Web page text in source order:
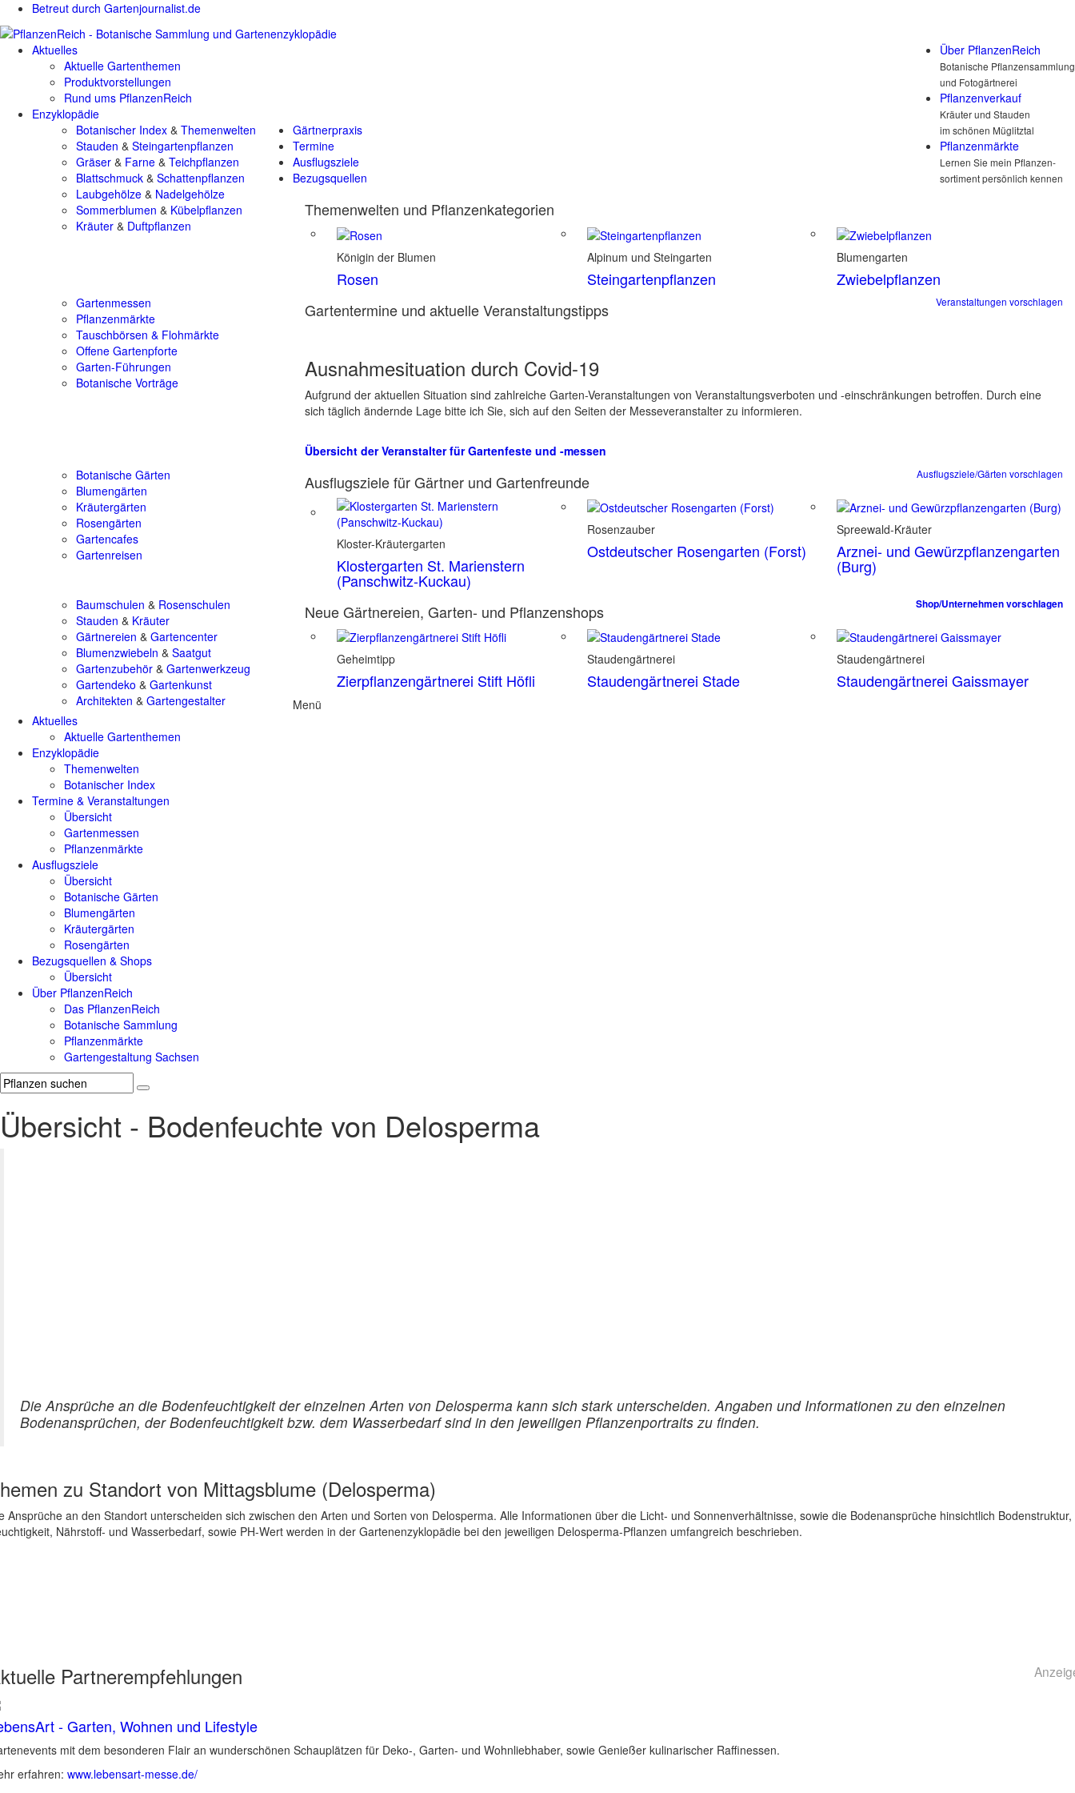
Betreut durch Gartenjournalist.de
Über PflanzenReich
Botanische Pflanzensammlung
und Fotogärtnerei
Pflanzenverkauf
Kräuter und Stauden
im schönen Müglitztal
Pflanzenmärkte
Lernen Sie mein Pflanzen-
sortiment persönlich kennen
Aktuelles
Aktuelle Gartenthemen
Produktvorstellungen
Rund ums PflanzenReich
Enzyklopädie
Botanischer Index & Themenwelten
Stauden & Steingartenpflanzen
Gräser & Farne & Teichpflanzen
Blattschmuck & Schattenpflanzen
Laubgehölze & Nadelgehölze
Sommerblumen & Kübelpflanzen
Kräuter & Duftpflanzen
Themenwelten und Pflanzenkategorien
Königin der Blumen
Rosen
Alpinum und Steingarten
Steingartenpflanzen
Blumengarten
Zwiebelpflanzen
Gärtnerpraxis
Termine
Gartenmessen
Pflanzenmärkte
Tauschbörsen & Flohmärkte
Offene Gartenpforte
Garten-Führungen
Botanische Vorträge
Veranstaltungen vorschlagen
Gartentermine und aktuelle Veranstaltungstipps
Ausnahmesituation durch Covid-19
Aufgrund der aktuellen Situation sind zahlreiche Garten-Veranstaltungen von Veranstaltungsverboten und -einschränkungen betroffen. Durch eine
sich täglich ändernde Lage bitte ich Sie, sich auf den Seiten der Messeveranstalter zu informieren.
Übersicht der Veranstalter für Gartenfeste und -messen
Ausflugsziele
Botanische Gärten
Blumengärten
Kräutergärten
Rosengärten
Gartencafes
Gartenreisen
Ausflugsziele/Gärten vorschlagen
Ausflugsziele für Gärtner und Gartenfreunde
Kloster-Kräutergarten
Klostergarten St. Marienstern
(Panschwitz-Kuckau)
Rosenzauber
Ostdeutscher Rosengarten (Forst)
Spreewald-Kräuter
Arznei- und Gewürzpflanzengarten
(Burg)
Bezugsquellen
Baumschulen & Rosenschulen
Stauden & Kräuter
Gärtnereien & Gartencenter
Blumenzwiebeln & Saatgut
Gartenzubehör & Gartenwerkzeug
Gartendeko & Gartenkunst
Architekten & Gartengestalter
Shop/Unternehmen vorschlagen
Neue Gärtnereien, Garten- und Pflanzenshops
Geheimtipp
Zierpflanzengärtnerei Stift Höfli
Staudengärtnerei
Staudengärtnerei Stade
Staudengärtnerei
Staudengärtnerei Gaissmayer
Menü
Aktuelles
Aktuelle Gartenthemen
Enzyklopädie
Themenwelten
Botanischer Index
Termine & Veranstaltungen
Übersicht
Gartenmessen
Pflanzenmärkte
Ausflugsziele
Übersicht
Botanische Gärten
Blumengärten
Kräutergärten
Rosengärten
Bezugsquellen & Shops
Übersicht
Über PflanzenReich
Das PflanzenReich
Botanische Sammlung
Pflanzenmärkte
Gartengestaltung Sachsen
Übersicht - Bodenfeuchte von Delosperma
Die Ansprüche an die Bodenfeuchtigkeit der einzelnen Arten von Delosperma kann sich stark unterscheiden. Angaben und Informationen zu den einzelnen
Bodenansprüchen, der Bodenfeuchtigkeit bzw. dem Wasserbedarf sind in den jeweiligen Pflanzenportraits zu finden.
zu Standort von Mittagsblume (Delosperma)
Ansprüche an den Standort unterscheiden sich zwischen den Arten und Sorten von Delosperma. Alle Informationen über die Licht- und Sonnenverhältnisse, sowie die Bodenansprüche hinsichtlich Bodenstruktur,
Nährstoff- und Wasserbedarf, sowie PH-Wert werden in der Gartenenzyklopädie bei den jeweiligen Delosperma-Pflanzen umfangreich beschrieben.
Partnerempfehlungen
- Garten, Wohnen und Lifestyle
mit dem besonderen Flair an wunderschönen Schauplätzen für Deko-, Garten- und Wohnliebhaber, sowie Genießer kulinarischer Raffinessen.
erfahren: www.lebensart-messe.de/